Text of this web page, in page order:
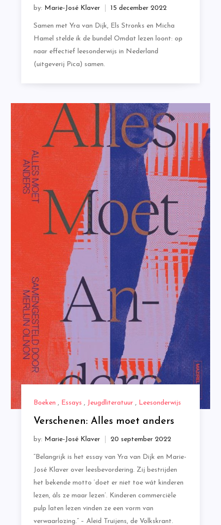
by: Marie-José Klaver
Samen met Yra van Dijk, Els Stronks en Micha
Hamel stelde ik de bundel Omdat lezen loont: op
naar effectief leesonderwijs in Nederland
(uitgeverij Pica) samen.
Boeken , Essays , Jeugdliteratuur, Leesonderwijs
Verschenen: Alles moet anders
by: Marie-José Klaver
“Belangrijk is het essay van Yra van Dijk en Marie-
José Klaver over leesbevordering. Zij bestrijden
het bekende motto ‘doet er niet toe wát kinderen
lezen, áls ze maar lezen’. Kinderen commerciële
pulp laten lezen vinden ze een vorm van
verwaarlozing.” – Aleid Truijens, de Volkskrant.